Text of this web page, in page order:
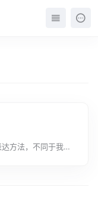
方法，不同于我们